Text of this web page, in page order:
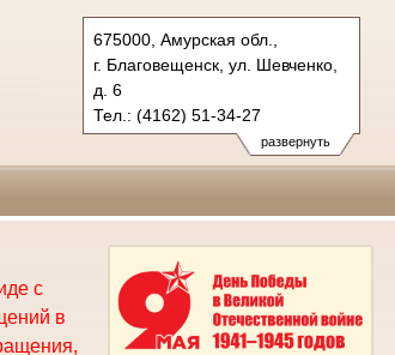
развернуть
675000, Амурская обл.,
г. Благовещенск, ул. Шевченко,
д. 6
Тел.: (4162) 51-34-27
oblsud.amr@sudrf.ru
с
в